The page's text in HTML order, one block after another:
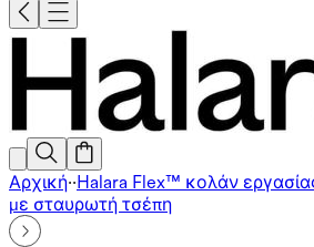
Αρχική··Halara Flex™ κολάν
με σταυρωτή τσέπη